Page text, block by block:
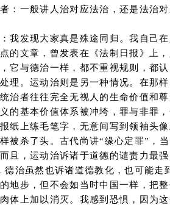
一般讲人治对应法治，还是法治对
发现大家真是殊途同归。我自己在
的文章，曾发表在《法制日报》上
它与德治一样，都不重视规则，都
理。运动治则是另一种情况。在那
治者往往完全无视人的生命价值和
的基本价值体系被冲垮，罪与非罪
纸上练毛笔字，无意间写到领袖头
被杀了头。古代尚讲“缘心定罪”，
且，运动治诉诸于道德的谴责力最
德治虽然也诉诸道德教化，也可能
地步，但不会如当时中国一样，把
体上加以消灭。我感到恐惧，因为